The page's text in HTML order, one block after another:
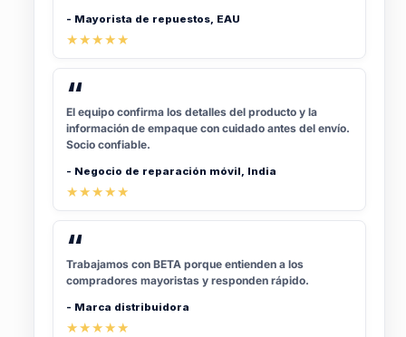
Mayorista de repuestos, EAU
★★★★★
“
El equipo confirma los detalles del producto y la
información de empaque con cuidado antes del envío.
Socio confiable.
Negocio de reparación móvil, India
★★★★★
“
Trabajamos con BETA porque entienden a los
compradores mayoristas y responden rápido.
Marca distribuidora
★★★★★